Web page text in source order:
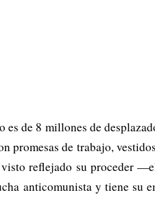
de 8 millones de
promesas de trabajo,
reflejado su proceder
anticomunista y tiene